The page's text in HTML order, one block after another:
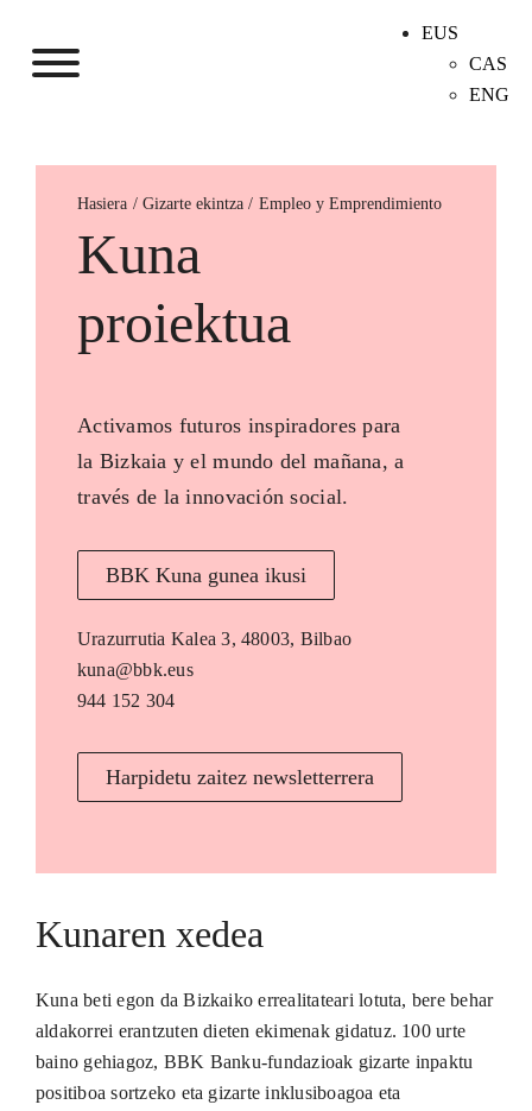
EUS
CAS
ENG
Hasiera Empleo y Emprendimiento
Kuna
proiektua
Activamos futuros inspiradores para
la Bizkaia y el mundo del mañana, a
través de la innovación social.
BBK Kuna gunea ikusi
Urazurrutia Kalea 3, 48003, Bilbao
kuna@bbk.eus
944 152 304
Harpidetu zaitez newsletterrera
Kunaren xedea
Kuna beti egon da Bizkaiko errealitateari lotuta, bere behar
aldakorrei erantzuten dieten ekimenak gidatuz. 100 urte
baino gehiagoz, BBK Banku-fundazioak gizarte inpaktu
positiboa sortzeko eta gizarte inklusiboagoa eta